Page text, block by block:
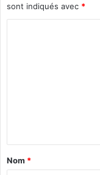
sont indiqués avec *
a
Nom *